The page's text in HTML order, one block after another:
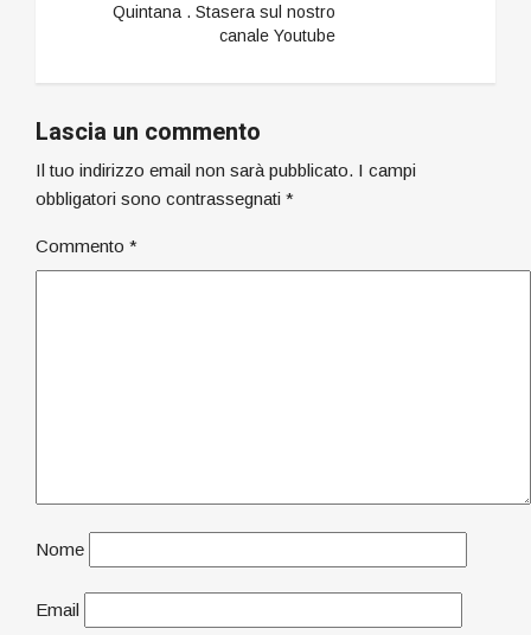
Quintana . Stasera sul nostro
canale Youtube
Lascia un commento
Il tuo indirizzo email non sarà pubblicato. I campi
obbligatori sono contrassegnati *
Commento *
Nome
Email